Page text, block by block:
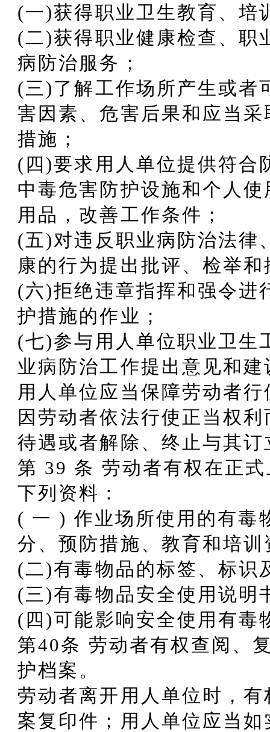
(一)获得职业卫生教育、培
(二)获得职业健康检查、职
病防治服务；
(三)了解工作场所产生或者
害因素、危害后果和应当
措施；
(四)要求用人单位提供符合
中毒危害防护设施和个人
用品，改善工作条件；
(五)对违反职业病防治法律
康的行为提出批评、检举和
(六)拒绝违章指挥和强令进
护措施的作业；
(七)参与用人单位职业卫生
业病防治工作提出意见和建
用人单位应当保障劳动者
因劳动者依法行使正当权
待遇或者解除、终止与其
第 39 条 劳动者有权在正
下列资料：
( 一 ) 作业场所使用的有毒
分、预防措施、教育和培训
(二)有毒物品的标签、标识
(三)有毒物品安全使用说明
(四)可能影响安全使用有毒
第40条 劳动者有权查阅、
护档案。
劳动者离开用人单位时，
案复印件；用人单位应当